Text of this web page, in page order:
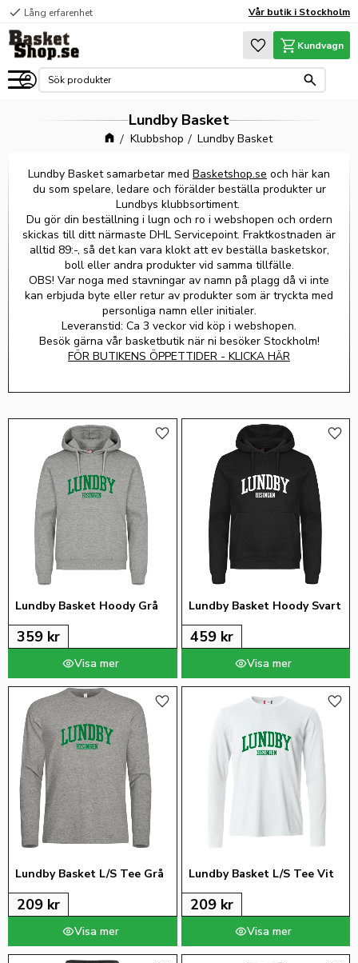
Meny
check Lång erfarenhet Vår butik i Stockholm
Favoriter
Kundvagn
Lundby Basket
Klubbshop Lundby Basket
Lundby Basket samarbetar med Basketshop.se och här kan
du som spelare, ledare och förälder beställa produkter ur
Lundbys klubbsortiment.
Du gör din beställning i lugn och ro i webshopen och ordern
skickas till ditt närmaste DHL Servicepoint. Fraktkostnaden är
alltid 89:-, så det kan vara klokt att ev beställa basketskor,
boll eller andra produkter vid samma tillfälle.
OBS! Var noga med stavningar av namn på plagg då vi inte
kan erbjuda byte eller retur av produkter som är tryckta med
personliga namn eller initialer.
Leveranstid: Ca 3 veckor vid köp i webshopen.
Besök gärna vår basketbutik när ni besöker Stockholm!
FÖR BUTIKENS ÖPPETTIDER - KLICKA HÄR
Lundby Basket Hoody Grå
359 kr
Lägg till i favoriter
Lundby Basket Hoody Svart
459kr
Lundby Basket L/S Tee Grå
209 kr
Lägg till i favoriter
Lundby Basket L/S Tee Vit
209kr